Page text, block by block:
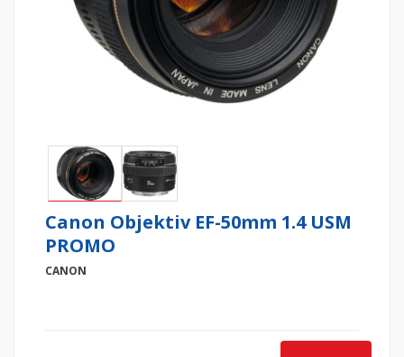
Canon Objektiv EF-50mm 1.4 USM
PROMO
CANON